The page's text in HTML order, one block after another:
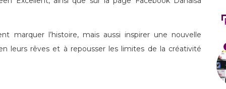
marquer l’histoire, mais aussi inspirer une nouvelle
leurs rêves et à repousser les limites de la créativité